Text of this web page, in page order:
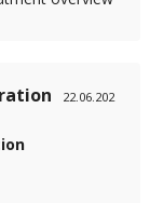
22.06.202